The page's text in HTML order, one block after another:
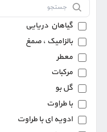
گیاهان دریایی
بالزامیک ، صمغ
معطر
مرکبات
گل بو
با طراوت
ادویه ای با طراوت